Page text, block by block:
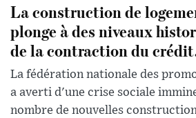
La construction de
plonge à des niveaux
de la contraction du
La fédération nationale des
a averti d'une crise sociale
nombre de nouvelles